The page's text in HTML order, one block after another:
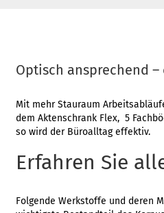
Optisch ansprechend –
Mit mehr Stauraum
dem Aktenschrank Flex, 5
so wird der Büroalltag effektiv.
Erfahren Sie
Folgende Werkstoffe und deren